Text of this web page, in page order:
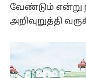
வேண்டும் என்று
அறிவுறுத்தி